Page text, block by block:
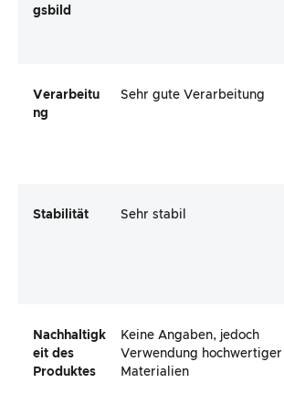
gsbild
Verarbeitu
ng
Sehr gute Verarbeitung
Stabilität Sehr stabil
Nachhaltigk
eit des
Produktes
Keine Angaben, jedoch
Verwendung hochwertiger
Materialien